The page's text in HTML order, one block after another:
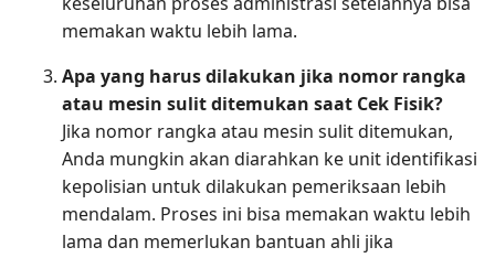
memakan waktu lebih lama.
Apa yang harus dilakukan jika nomor rangka
atau mesin sulit ditemukan saat Cek Fisik?
Jika nomor rangka atau mesin sulit ditemukan,
Anda mungkin akan diarahkan ke unit identifikasi
kepolisian untuk dilakukan pemeriksaan lebih
mendalam. Proses ini bisa memakan waktu lebih
lama dan memerlukan bantuan ahli jika